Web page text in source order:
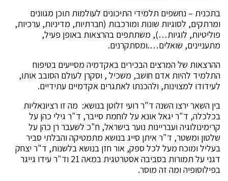
בתכנית – נחשפים תלמידי התיכונים לעולמות תוכן מגוונים
ומרתקים, לסוגיות שונות ומורכבות (חברתיות, מדיניות, ערכיות,
פוליטיות, לוגיות…), משתתפים בהרצאות באופן פעיל,
מתעניינים, שואלים….ומסתקרנים.
ההרצאות של המרצים הבכירים באקדמיה מסייעים בטיפוח
התלמיד להיות אדם חושב, משכיל , וסקרן לעולם הסובב אותו,
לעידודו למצוינות, ולהכנתו לאתגרים אקדמיים עתידיים.
בין השאר ירצו השנה ד"ר רועי זלוטן בנושא: מה זו רציונאליות
בכלכלה, ד"ר יגאל אונא על לוחמת סייבר, ד"ר גילי כהן על
קרימינולוגיה ועבריינות נוער בישראל, ח"כ לשעבר רן כהן על
שלטון ומשטר, ד"ר איתן סייג בנושא מתמטיקה והבלתי סביר
בעליל ומוכח מעל לכל ספק, אור חזן בנושא בלשנות, ד"ר יצחק
דגני על תמורות בסביבה אסטרטגית במאה 21 וד"ר עידו גייגר
בפילוסופיה ומה זה מוסר.